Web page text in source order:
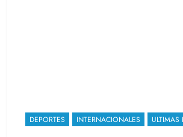
DEPORTES INTERNACIONALES